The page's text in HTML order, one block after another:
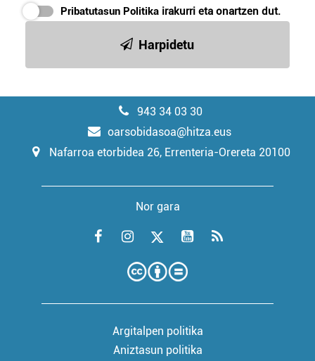
Pribatutasun Politika irakurri eta onartzen dut.
Harpidetu
943 34 03 30
oarsobidasoa@hitza.eus
Nafarroa etorbidea 26, Errenteria-Orereta 20100
Nor gara
Argitalpen politika
Aniztasun politika